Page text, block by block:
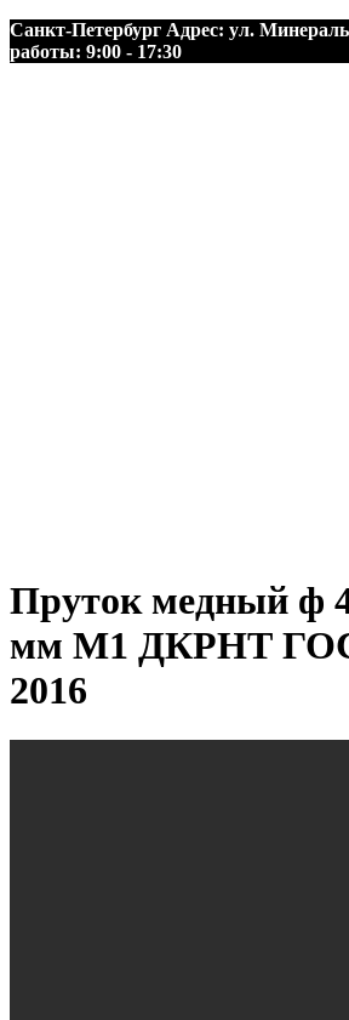
Санкт-Петербург Адрес: ул.
работы: 9:00 - 17:30
Пруток медный ф
мм М1 ДКРНТ
2016